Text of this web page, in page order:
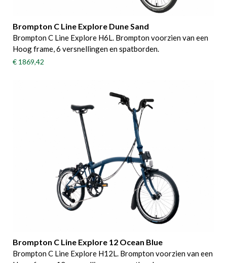
Brompton C Line Explore Dune Sand
Brompton C Line Explore H6L. Brompton voorzien van een
Hoog frame, 6 versnellingen en spatborden.
€ 1869,42
Brompton C Line Explore 12 Ocean Blue
Brompton C Line Explore H12L. Brompton voorzien van een